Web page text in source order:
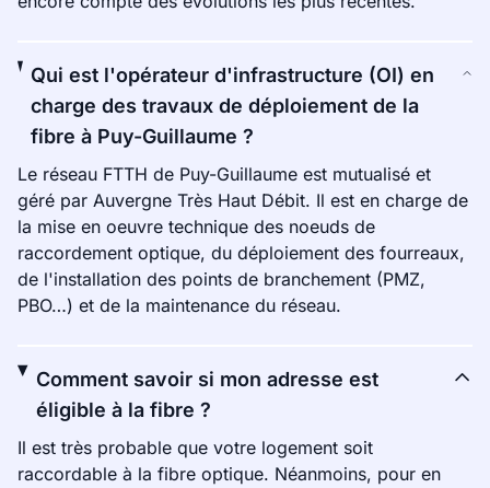
Qui est l'opérateur d'infrastructure (OI) en
charge des travaux de déploiement de la
fibre à Puy-Guillaume ?
Le réseau FTTH de Puy-Guillaume est mutualisé et
géré par Auvergne Très Haut Débit. Il est en charge de
la mise en oeuvre technique des noeuds de
raccordement optique, du déploiement des fourreaux,
de l'installation des points de branchement (PMZ,
PBO…) et de la maintenance du réseau.
Comment savoir si mon adresse est
éligible à la fibre ?
Il est très probable que votre logement soit
raccordable à la fibre optique. Néanmoins, pour en